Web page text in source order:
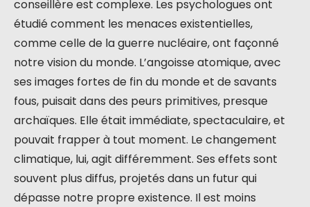
conseillère est complexe. Les psychologues ont
étudié comment les menaces existentielles,
comme celle de la guerre nucléaire, ont façonné
notre vision du monde. L’angoisse atomique, avec
ses images fortes de fin du monde et de savants
fous, puisait dans des peurs primitives, presque
archaïques. Elle était immédiate, spectaculaire, et
pouvait frapper à tout moment. Le changement
climatique, lui, agit différemment. Ses effets sont
souvent plus diffus, projetés dans un futur qui
dépasse notre propre existence. Il est moins